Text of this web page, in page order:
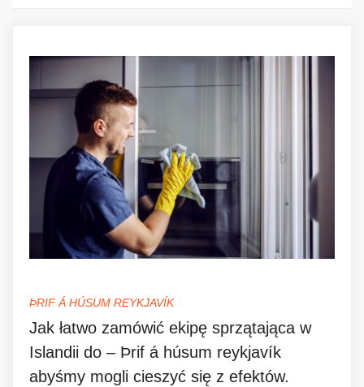
ÞRIF Á HÚSUM REYKJAVÍK
Jak łatwo zamówić ekipę sprzątająca w
Islandii do – Þrif á húsum reykjavík
abyśmy mogli cieszyć się z efektów.